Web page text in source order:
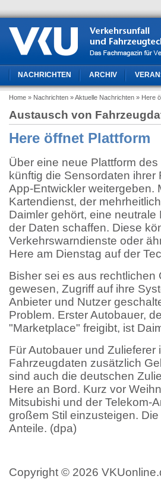
NACHRICHTEN ARCHIV
Home » Nachrichten » Aktuelle Nachrichten » Here
Austausch von
Here öffnet Plattform
Über eine neue Plattform
künftig die Sensordaten
App-Entwickler weitergeben.
Kartendienst, der
Daimler gehört, eine
der Daten schaffen. Diese
Verkehrswarndienste oder
Here am Dienstag auf der
Bisher sei es aus rechtlichen
gewesen, Zugriff auf ihre
Anbieter und Nutzer
Problem. Erster Autobauer,
"Marketplace" freigibt, ist
Für Autobauer und Zulieferer
Fahrzeugdaten zusätzlich
sind auch die deutschen
Here an Bord. Kurz vor
Mitsubishi und der Telekom-
großem Stil einzusteigen.
Anteile. (dpa)
Copyright © 2026